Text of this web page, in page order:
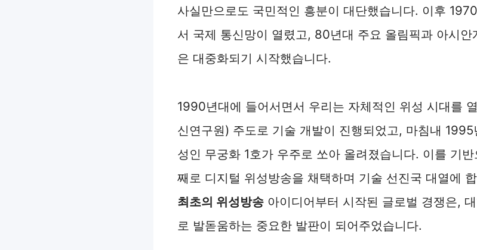
사실만으로도 국민적인 흥분이 대단했습니다. 이후
서 국제 통신망이 열렸고, 80년대 주요 올림픽과 아시
은 대중화되기 시작했습니다.
1990년대에 들어서면서 우리는 자체적인 위성 시대를
신연구원) 주도로 기술 개발이 진행되었고, 마침내
성인 무궁화 1호가 우주로 쏘아 올려졌습니다. 이를 기
째로 디지털 위성방송을 채택하며 기술 선진국 대열에
최초의 위성방송 아이디어부터 시작된 글로벌 경쟁은,
로 발돋움하는 중요한 발판이 되어주었습니다.